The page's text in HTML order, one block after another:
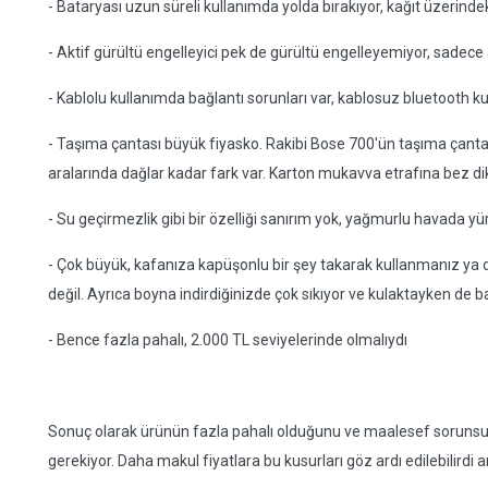
- Bataryası uzun süreli kullanımda yolda bırakıyor, kağıt
- Aktif gürültü engelleyici pek de gürültü engelleyemiyor, sadece
- Kablolu kullanımda bağlantı sorunları var, kablosuz bluetooth
- Taşıma çantası büyük fiyasko. Rakibi Bose 700'ün taşıma
aralarında dağlar kadar fark var. Karton mukavva etrafına bez
- Su geçirmezlik gibi bir özelliği sanırım yok, yağmurlu havada
- Çok büyük, kafanıza kapüşonlu bir şey takarak kullanmanız ya
değil. Ayrıca boyna indirdiğinizde çok sıkıyor ve kulaktayken de
- Bence fazla pahalı, 2.000 TL seviyelerinde olmalıydı
Sonuç olarak ürünün fazla pahalı olduğunu ve maalesef
gerekiyor. Daha makul fiyatlara bu kusurları göz ardı